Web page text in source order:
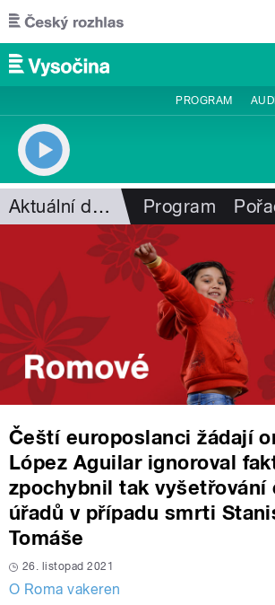
Přejít k hlavnímu obsahu
PROGRAM
Aktuální dění Program
Čeští europoslanci žádají
López Aguilar ignoroval
zpochybnil tak vyšetřování
úřadů v případu smrti
Tomáše
26. listopad 2021
O Roma vakeren